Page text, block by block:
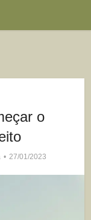
o
27/01/2023